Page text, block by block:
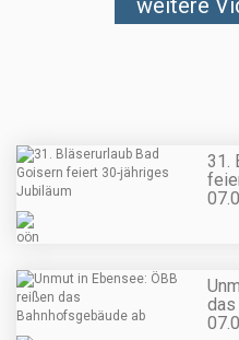
weitere
31.
das